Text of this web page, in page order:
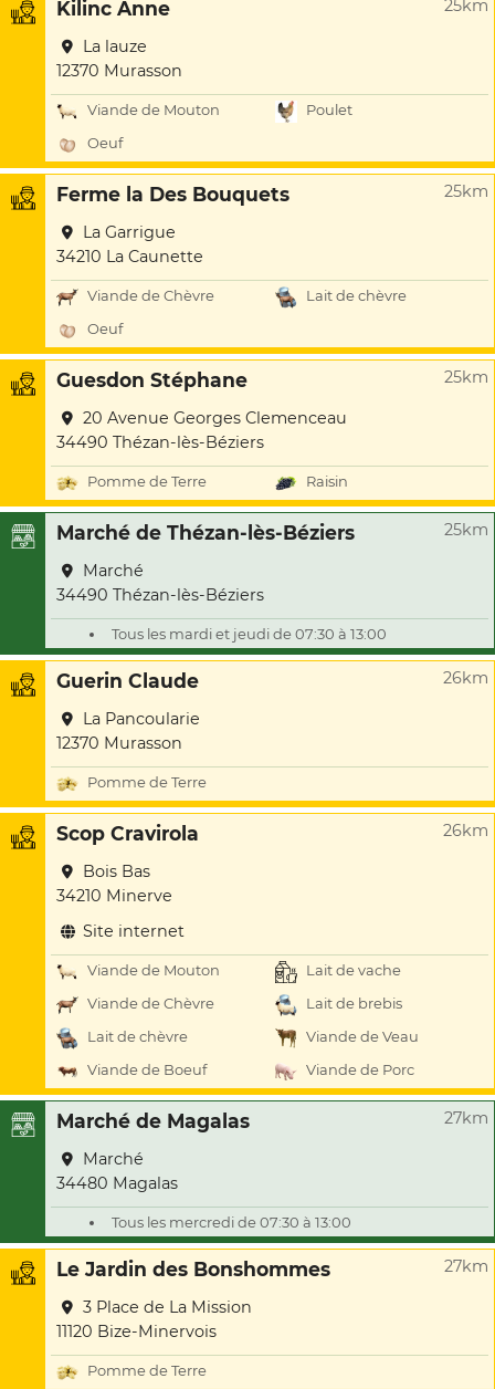
Kilinc Anne 25km
La lauze
12370 Murasson
Viande de Mouton
Poulet
Oeuf
Ferme la Des Bouquets 25km
La Garrigue
34210 La Caunette
Viande de Chèvre
Lait de chèvre
Oeuf
Guesdon Stéphane 25km
20 Avenue Georges Clemenceau
34490 Thézan-lès-Béziers
Pomme de Terre Raisin
Marché de Thézan-lès-Béziers 25km
Marché
34490 Thézan-lès-Béziers
Tous les mardi et jeudi de 07:30 à 13:00
Guerin Claude 26km
La Pancoularie
12370 Murasson
Pomme de Terre
Scop Cravirola 26km
Bois Bas
34210 Minerve
Site internet
Viande de Mouton
Lait de vache
Viande de Chèvre
Lait de brebis
Lait de chèvre
Viande de Veau
Viande de Boeuf
Viande de Porc
Marché de Magalas 27km
Marché
34480 Magalas
Tous les mercredi de 07:30 à 13:00
Le Jardin des Bonshommes 27km
3 Place de La Mission
11120 Bize-Minervois
Pomme de Terre